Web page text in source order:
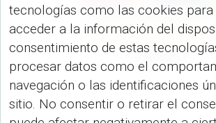
tecnologías como las cookies
acceder a la información del
consentimiento de estas
procesar datos como el
navegación o las identificaciones
sitio. No consentir o retirar el
LÍNEA ECONÓMICA